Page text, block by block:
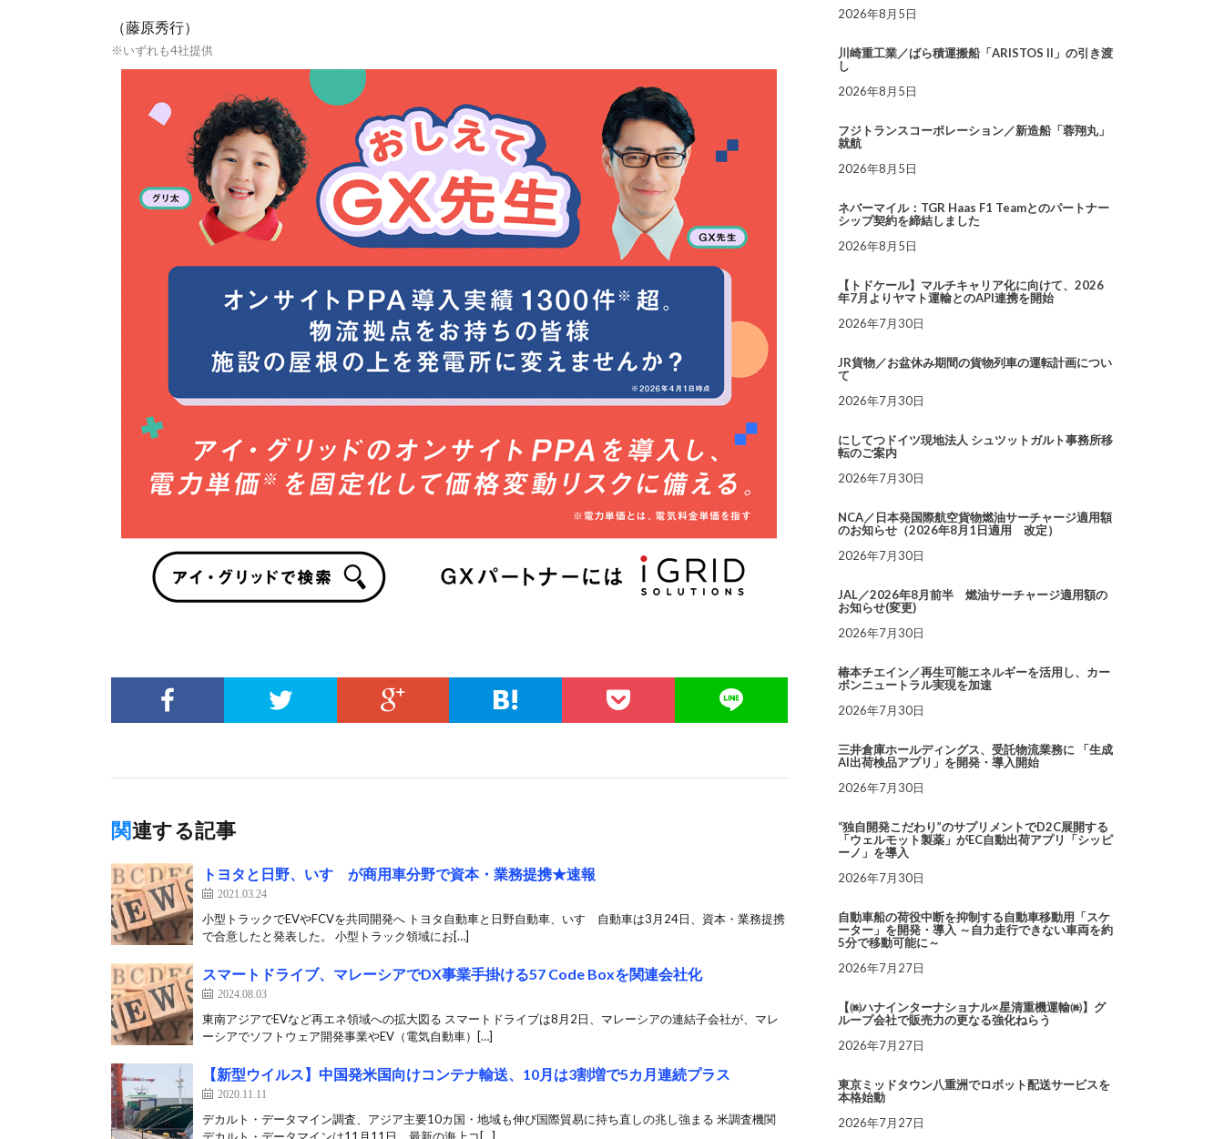
（藤原秀行）
※いずれも4社提供
関連する記事
トヨタと日野、いすゞが商用車分野で資本・業務提携★速報
2021.03.24
小型トラックでEVやFCVを共同開発へ トヨタ自動車と日野自動車、いすゞ自動車は3月24日、資本・業務提携
で合意したと発表した。 小型トラック領域にお[…]
スマートドライブ、マレーシアでDX事業手掛ける57 Code Boxを関連会社化
2024.08.03
東南アジアでEVなど再エネ領域への拡大図る スマートドライブは8月2日、マレーシアの連結子会社が、マレ
ーシアでソフトウェア開発事業やEV（電気自動車）[…]
【新型ウイルス】中国発米国向けコンテナ輸送、10月は3割増で5カ月連続プラス
2020.11.11
デカルト・データマイン調査、アジア主要10カ国・地域も伸び国際貿易に持ち直しの兆し強まる 米調査機関
2026年8月5日
川崎重工業／ばら積運搬船「ARISTOS II」の引き渡
し
2026年8月5日
フジトランスコーポレーション／新造船「蓉翔丸」
就航
2026年8月5日
ネバーマイル：TGR Haas F1 Teamとのパートナー
シップ契約を締結しました
2026年8月5日
【トドケール】マルチキャリア化に向けて、2026
年7月よりヤマト運輸とのAPI連携を開始
2026年7月30日
JR貨物／お盆休み期間の貨物列車の運転計画につい
て
2026年7月30日
にしてつドイツ現地法人 シュツットガルト事務所移
転のご案内
2026年7月30日
NCA／日本発国際航空貨物燃油サーチャージ適用額
のお知らせ（2026年8月1日適用 改定）
2026年7月30日
JAL／2026年8月前半 燃油サーチャージ適用額の
お知らせ(変更)
2026年7月30日
椿本チエイン／再生可能エネルギーを活用し、カー
ボンニュートラル実現を加速
2026年7月30日
三井倉庫ホールディングス、受託物流業務に 「生成
AI出荷検品アプリ」を開発・導入開始
2026年7月30日
“独自開発こだわり”のサプリメントでD2C展開する
「ウェルモット製薬」がEC自動出荷アプリ「シッピ
ーノ」を導入
2026年7月30日
自動車船の荷役中断を抑制する自動車移動用「スケ
ーター」を開発・導入 ～自力走行できない車両を約
5分で移動可能に～
2026年7月27日
【㈱ハナインターナショナル×星清重機運輸㈱】グ
ループ会社で販売力の更なる強化ねらう
2026年7月27日
東京ミッドタウン八重洲でロボット配送サービスを
本格始動
2026年7月27日